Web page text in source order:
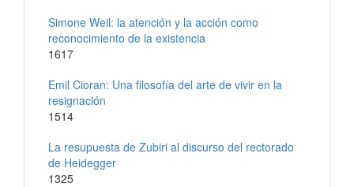
Simone Weil: la atención y la acción como
reconocimiento de la existencia
1617
Emil Cioran: Una filosofía del arte de vivir en la
resignación
1514
La resupuesta de Zubiri al discurso del rectorado
de Heidegger
1325